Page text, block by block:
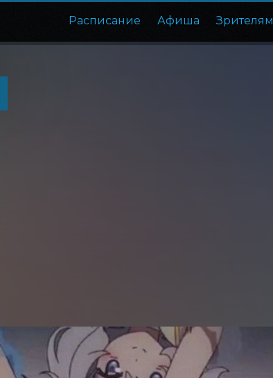
Расписание Афиша Зрителям